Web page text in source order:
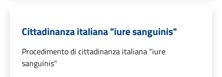
Cittadinanza italiana "iure sanguinis"
Procedimento di cittadinanza italiana "iure
sanguinis"